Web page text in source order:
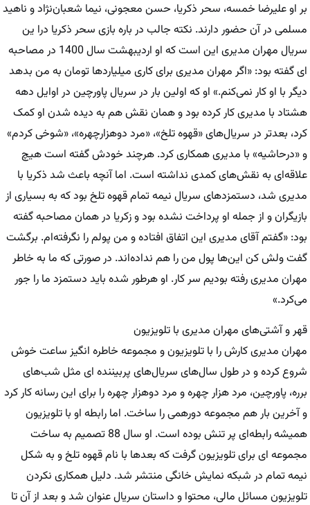
بر او علیرضا خمسه، سحر ذکریا، حسن معجونی، نیما شعبان‌نژاد و ناهید
مسلمی‌ در آن حضور دارند. نکته جالب در باره بازی سحر ذکریا درا ین
سریال مهران مدیری این است که او اردیبهشت سال 1400 در مصاحبه
ای گفته بود: «اگر مهران مدیری برای کاری میلیاردها تومان به من بدهد
دیگر با او کار نمی‌کنم.» او که اولین بار در سریال پاورچین در اوایل دهه
هشتاد با مدیری کار کرده بود و همان نقش هم به دیده شدن او کمک
کرد، بعدتر در سریال‌های «قهوه تلخ»، «مرد دوهزارچهره»، «شوخی کردم»
و «درحاشیه» با مدیری همکاری کرد. هرچند خودش گفته است هیچ
علاقه‌ای به نقش‌های کمدی نداشته است. اما آنچه باعث شد ذکریا با
مدیری شد، دستمزدهای سریال نیمه تمام قهوه تلخ بود که به بسیاری از
بازیگران و از جمله او پرداخت نشده بود و زکریا در همان مصاحبه گفته
بود: «گفتم آقای مدیری این اتفاق افتاده و من پولم را نگرفته‌ام. برگشت
گفت ولش کن این‌ها پول من را هم نداده‌اند. در صورتی که ما به خاطر
مهران مدیری رفته بودیم سر کار. او هرطور شده باید دستمزد ما را جور
می‌کرد.»
قهر و آشتی‌های مهران مدیری با تلویزیون
مهران مدیری کارش را با تلویزیون و مجموعه خاطره انگیز ساعت خوش
شروع کرده و در طول سال‌های سریال‌های پربیننده ای مثل شب‌های
برره، پاورچین، مرد هزار چهره و مرد دوهزار چهره را برای این رسانه کار کرد
و آخرین بار هم مجموعه دورهمی‌ را ساخت. اما رابطه او با تلویزیون
همیشه رابطه‌ای پر تنش بوده است. او سال 88 تصمیم به ساخت
مجموعه ای برای تلویزیون گرفت که بعدها با نام قهوه تلخ و به شکل
نیمه تمام در شبکه نمایش خانگی منتشر شد. دلیل همکاری نکردن
تلویزیون مسائل مالی، محتوا و داستان سریال عنوان شد و بعد از آن تا